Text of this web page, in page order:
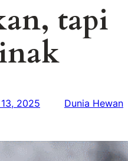
tapi
2025 Dunia Hewan